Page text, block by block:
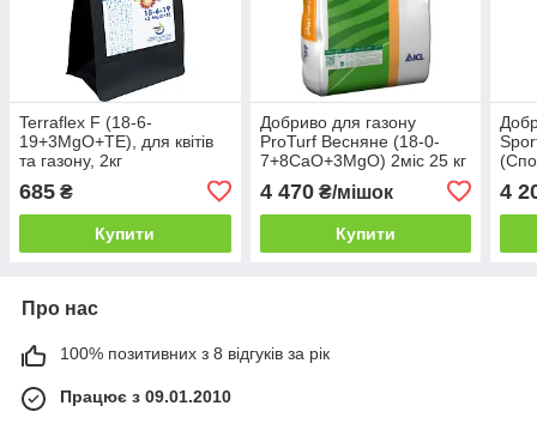
Terraflex F (18-6-
19+3MgO+TЕ), для квітів
та газону, 2кг
685 ₴
Купити
Добриво для газону
ProTurf Весняне (18-0-
7+8CaO+3MgO) 2міс 25 кг
4 470₴/мішок
Купити
міс
4
Про нас
100% позитивних з 8 відгуків за рік
Працює з 09.01.2010